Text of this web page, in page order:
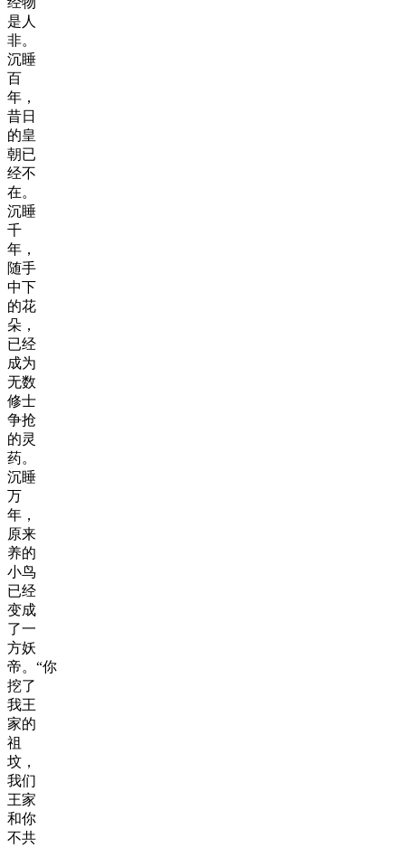
是人
非。
沉睡
百
年，
昔日
的皇
朝已
经不
在。
沉睡
千
年，
随手
中下
的花
朵，
已经
成为
无数
修士
争抢
的灵
药。
沉睡
万
年，
原来
养的
小鸟
已经
变成
了一
方妖
帝。“你
挖了
我王
家的
祖
坟，
我们
王家
和你
不共